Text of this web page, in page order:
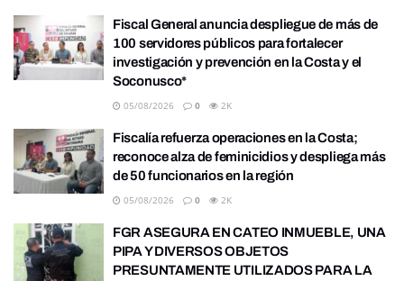
Fiscal General anuncia despliegue de más de
100 servidores públicos para fortalecer
investigación y prevención en la Costa y el
Soconusco*
05/08/2026 0 2K
Fiscalía refuerza operaciones en la Costa;
reconoce alza de feminicidios y despliega más
de 50 funcionarios en la región
05/08/2026 0 2K
FGR ASEGURA EN CATEO INMUEBLE, UNA
PIPA Y DIVERSOS OBJETOS
PRESUNTAMENTE UTILIZADOS PARA LA